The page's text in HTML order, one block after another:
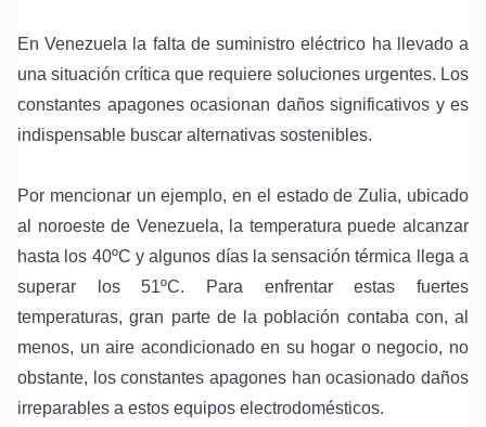
En Venezuela la falta de suministro eléctrico ha llevado a
una situación crítica que requiere soluciones urgentes. Los
constantes apagones ocasionan daños significativos y es
indispensable buscar alternativas sostenibles.
Por mencionar un ejemplo, en el estado de Zulia, ubicado
al noroeste de Venezuela, la temperatura puede alcanzar
hasta los 40ºC y algunos días la sensación térmica llega a
superar los 51ºC. Para enfrentar estas fuertes
temperaturas, gran parte de la población contaba con, al
menos, un aire acondicionado en su hogar o negocio, no
obstante, los constantes apagones han ocasionado daños
irreparables a estos equipos electrodomésticos.